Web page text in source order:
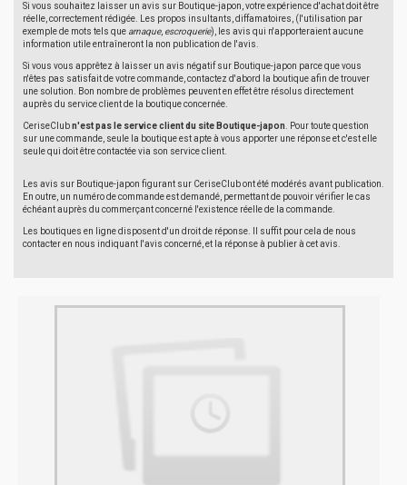
Si vous souhaitez laisser un avis sur Boutique-japon, votre expérience d'achat doit être
réelle, correctement rédigée. Les propos insultants, diffamatoires, (l'utilisation par
exemple de mots tels que arnaque, escroquerie), les avis qui n'apporteraient aucune
information utile entraîneront la non publication de l'avis.
Si vous vous apprêtez à laisser un avis négatif sur Boutique-japon parce que vous
n'êtes pas satisfait de votre commande, contactez d'abord la boutique afin de trouver
une solution. Bon nombre de problèmes peuvent en effet être résolus directement
auprès du service client de la boutique concernée.
CeriseClubn'est pas le service client du site Boutique-japon . Pour toute question
sur une commande, seule la boutique est apte à vous apporter une réponse et c'est elle
seule qui doit être contactée via son service client.
Les avis sur Boutique-japon figurant sur CeriseClub ont été modérés avant publication.
En outre, un numéro de commande est demandé, permettant de pouvoir vérifier le cas
échéant auprès du commerçant concerné l'existence réelle de la commande.
Les boutiques en ligne disposent d'un droit de réponse. Il suffit pour cela de nous
contacter en nous indiquant l'avis concerné, et la réponse à publier à cet avis.